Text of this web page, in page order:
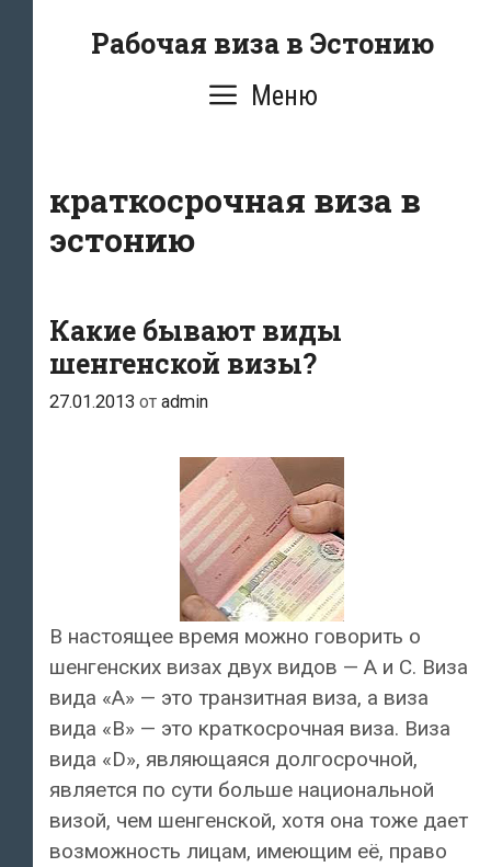
Рабочая виза в Эстонию
Меню
краткосрочная виза в
эстонию
Какие бывают виды
шенгенской визы?
27.01.2013 от admin
В настоящее время можно говорить о
шенгенских визах двух видов — A и C. Виза
вида «A» — это транзитная виза, а виза
вида «B» — это краткосрочная виза. Виза
вида «D», являющаяся долгосрочной,
является по сути больше национальной
визой, чем шенгенской, хотя она тоже дает
возможность лицам, имеющим её, право